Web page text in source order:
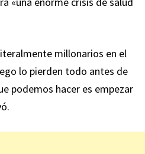
millonarios en el
lo pierden todo antes de
podemos hacer es empezar